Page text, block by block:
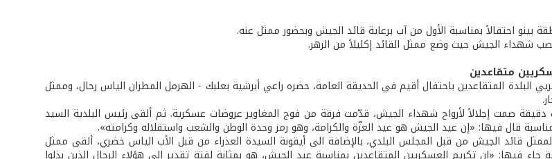
احتفالاً بمناسبة الأول من آب برعاية قائد الجيش وبحضور ممثل عنه.
شهداء الجيش حيث وضع ممثل القائد إكليلاً من الزهر.
متقاعدين
البلدة المتقاعدين باحتفال أقيم في الحديقة العامة، حضره راعي أبرشية بعلبك - الهرمل المطران الياس رحال، وممثل
دقيقة صمت إجلالاً لأرواح شهداء الجيش، قدّمت فرقة من فوج المغاوير عروضات عسكرية. ثم ألقى رئيس البلدية السيد
قال فيها: «إن عيد الجيش هو عيد العزّة والكرامة، وهو رمز وحدة الوطن والشعب واستقلاله وكرامته».
لممثل قائد الجيش من قبل المجلس البلدي، بالإضافة الى أيقونة السيدة العذراء من قبل الأب الياس خضري، ألقى ممثل